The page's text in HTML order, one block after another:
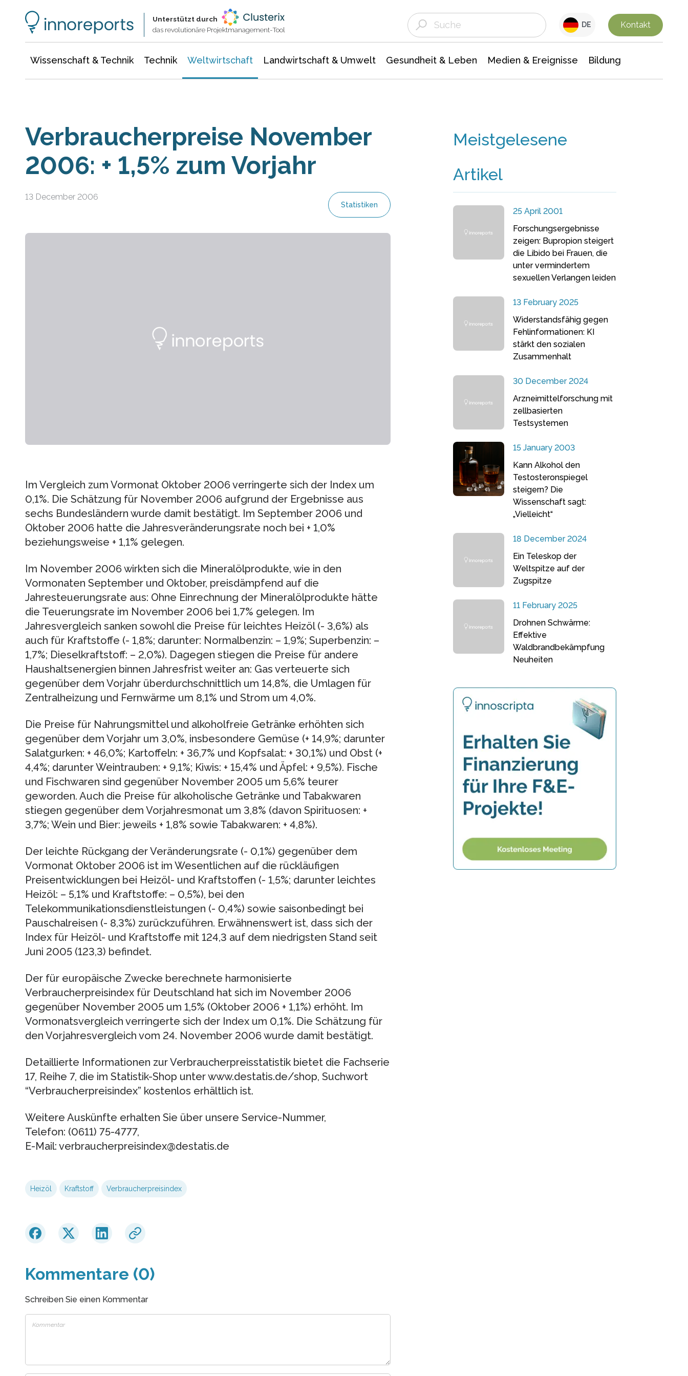
Unterstützt durch
das revolutionäre Projektmanagement-Tool
DE Kontakt
Wissenschaft & Technik Technik Weltwirtschaft Landwirtschaft & Umwelt Gesundheit & Leben Medien & Ereignisse Bildung
Verbraucherpreise November
2006: + 1,5% zum Vorjahr
13 December 2006
Statistiken
Im Vergleich zum Vormonat Oktober 2006 verringerte sich der Index um
0,1%. Die Schätzung für November 2006 aufgrund der Ergebnisse aus
sechs Bundesländern wurde damit bestätigt. Im September 2006 und
Oktober 2006 hatte die Jahresveränderungsrate noch bei + 1,0%
beziehungsweise + 1,1% gelegen.
Im November 2006 wirkten sich die Mineralölprodukte, wie in den
Vormonaten September und Oktober, preisdämpfend auf die
Jahresteuerungsrate aus: Ohne Einrechnung der Mineralölprodukte hätte
die Teuerungsrate im November 2006 bei 1,7% gelegen. Im
Jahresvergleich sanken sowohl die Preise für leichtes Heizöl (- 3,6%) als
auch für Kraftstoffe (- 1,8%; darunter: Normalbenzin: – 1,9%; Superbenzin: –
1,7%; Dieselkraftstoff: – 2,0%). Dagegen stiegen die Preise für andere
Haushaltsenergien binnen Jahresfrist weiter an: Gas verteuerte sich
gegenüber dem Vorjahr überdurchschnittlich um 14,8%, die Umlagen für
Zentralheizung und Fernwärme um 8,1% und Strom um 4,0%.
Die Preise für Nahrungsmittel und alkoholfreie Getränke erhöhten sich
gegenüber dem Vorjahr um 3,0%, insbesondere Gemüse (+ 14,9%; darunter
Salatgurken: + 46,0%; Kartoffeln: + 36,7% und Kopfsalat: + 30,1%) und Obst (+
4,4%; darunter Weintrauben: + 9,1%; Kiwis: + 15,4% und Äpfel: + 9,5%). Fische
und Fischwaren sind gegenüber November 2005 um 5,6% teurer
geworden. Auch die Preise für alkoholische Getränke und Tabakwaren
stiegen gegenüber dem Vorjahresmonat um 3,8% (davon Spirituosen: +
3,7%; Wein und Bier: jeweils + 1,8% sowie Tabakwaren: + 4,8%).
Der leichte Rückgang der Veränderungsrate (- 0,1%) gegenüber dem
Vormonat Oktober 2006 ist im Wesentlichen auf die rückläufigen
Preisentwicklungen bei Heizöl- und Kraftstoffen (- 1,5%; darunter leichtes
Heizöl: – 5,1% und Kraftstoffe: – 0,5%), bei den
Telekommunikationsdienstleistungen (- 0,4%) sowie saisonbedingt bei
Pauschalreisen (- 8,3%) zurückzuführen. Erwähnenswert ist, dass sich der
Index für Heizöl- und Kraftstoffe mit 124,3 auf dem niedrigsten Stand seit
Juni 2005 (123,3) befindet.
Der für europäische Zwecke berechnete harmonisierte
Verbraucherpreisindex für Deutschland hat sich im November 2006
gegenüber November 2005 um 1,5% (Oktober 2006 + 1,1%) erhöht. Im
Vormonatsvergleich verringerte sich der Index um 0,1%. Die Schätzung für
den Vorjahresvergleich vom 24. November 2006 wurde damit bestätigt.
Detaillierte Informationen zur Verbraucherpreisstatistik bietet die Fachserie
17, Reihe 7, die im Statistik-Shop unter www.destatis.de/shop, Suchwort
“Verbraucherpreisindex” kostenlos erhältlich ist.
Weitere Auskünfte erhalten Sie über unsere Service-Nummer,
Telefon: (0611) 75-4777,
E-Mail: verbraucherpreisindex@destatis.de
Heizöl Kraftstoff Verbraucherpreisindex
Kommentare (0)
Schreiben Sie einen Kommentar
Meistgelesene
Artikel
25 April 2001
Forschungsergebnisse
zeigen: Bupropion steigert
die Libido bei Frauen, die
unter vermindertem
sexuellen Verlangen leiden
13 February 2025
Widerstandsfähig gegen
Fehlinformationen: KI
stärkt den sozialen
Zusammenhalt
30 December 2024
Arzneimittelforschung mit
zellbasierten
Testsystemen
15 January 2003
Kann Alkohol den
Testosteronspiegel
steigern? Die
Wissenschaft sagt:
„Vielleicht“
18 December 2024
Ein Teleskop der
Weltspitze auf der
Zugspitze
11 February 2025
Drohnen Schwärme:
Effektive
Waldbrandbekämpfung
Neuheiten